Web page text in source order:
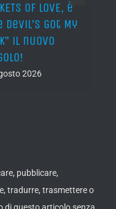
OF LOVE, è
Devil’s Got My
il nuovo
2026
pubblicare,
tradurre, trasmettere o